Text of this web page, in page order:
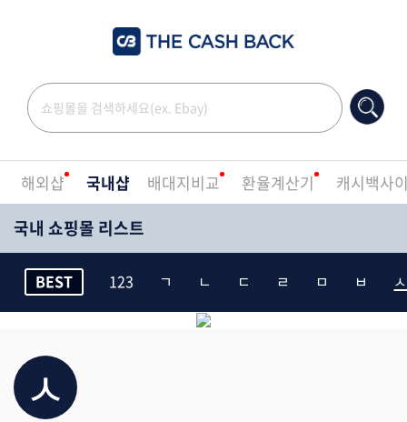
해외샵 국내샵 배대지비교 환율계산기 캐시백사
국내 쇼핑몰 리스트
BEST 123 ㄱ ㄴ ㄷ ㄹ ㅁ ㅂ ㅅ
ㅅ